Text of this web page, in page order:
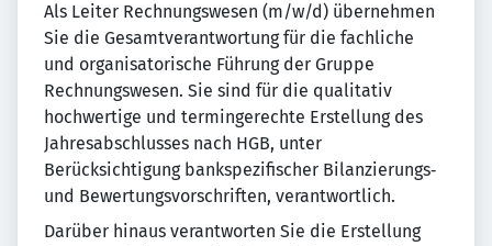
Als Leiter Rechnungswesen (m/w/d) übernehmen
Sie die Gesamtverantwortung für die fachliche
und organisatorische Führung der Gruppe
Rechnungswesen. Sie sind für die qualitativ
hochwertige und termingerechte Erstellung des
Jahresabschlusses nach HGB, unter
Berücksichtigung bankspezifischer Bilanzierungs‑
und Bewertungsvorschriften, verantwortlich.
Darüber hinaus verantworten Sie die Erstellung